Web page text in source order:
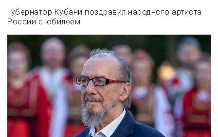
Губернатор Кубани поздравил народного артиста
России с юбилеем.